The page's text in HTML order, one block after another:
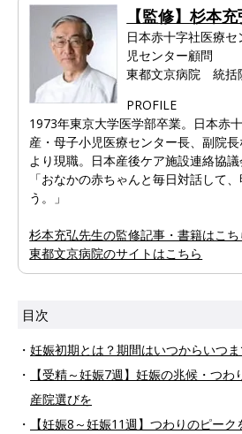
【監修】杉本
日本赤十字社医療
児センター顧問
東都文京病院 統括
PROFILE
1973年東京大学医学部卒業。日本赤
産・母子小児医療センター長、副院
より現職。日本産後ケア施設連絡協議
「おなかの赤ちゃんと毎日対話して
う。」
杉本充弘先生の監修記事・書籍はこち
東都文京病院のサイトはこちら
目次
・ 妊娠初期とは？期間はいつからいつま
・
【受精～妊娠7週】妊娠の兆候・つ
産院選びを
・
【妊娠8～妊娠11週】つわりのピー